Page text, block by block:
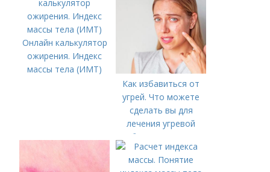
Онлайн калькулятор
ожирения. Индекс
массы тела (ИМТ)
Как избавиться от
угрей. Что можете
сделать вы для
лечения угревой
болезни (акне)